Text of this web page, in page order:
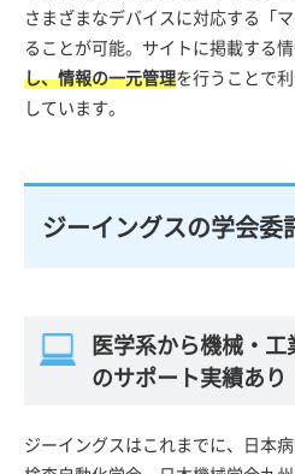
さまざまなデバイスに対応する「
ることが可能。サイトに掲載する
し、情報の一元管理を行うことで
しています。
ジーイングスの学会委
医学系から機械・
のサポート実績あり
ジーイングスはこれまでに、日本